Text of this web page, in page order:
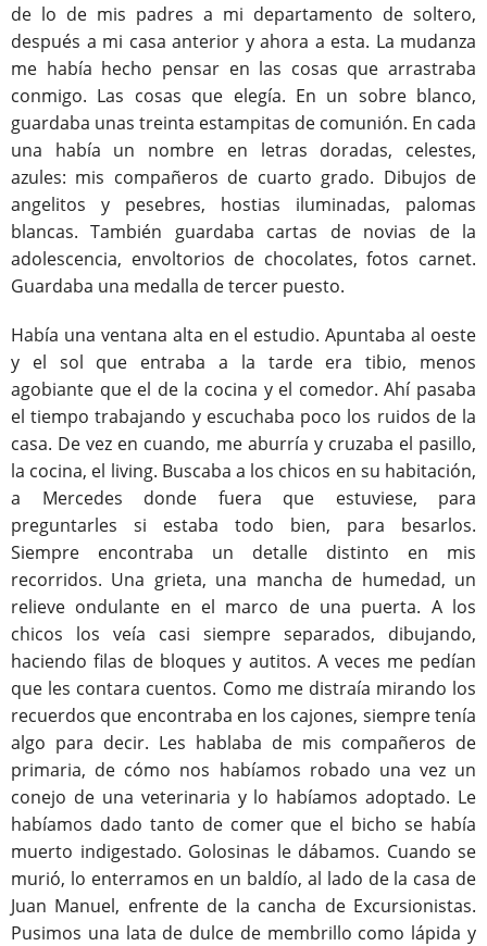
de lo de mis padres a mi departamento de soltero,
después a mi casa anterior y ahora a esta. La mudanza
me había hecho pensar en las cosas que arrastraba
conmigo. Las cosas que elegía. En un sobre blanco,
guardaba unas treinta estampitas de comunión. En cada
una había un nombre en letras doradas, celestes,
azules: mis compañeros de cuarto grado. Dibujos de
angelitos y pesebres, hostias iluminadas, palomas
blancas. También guardaba cartas de novias de la
adolescencia, envoltorios de chocolates, fotos carnet.
Guardaba una medalla de tercer puesto.
Había una ventana alta en el estudio. Apuntaba al oeste
y el sol que entraba a la tarde era tibio, menos
agobiante que el de la cocina y el comedor. Ahí pasaba
el tiempo trabajando y escuchaba poco los ruidos de la
casa. De vez en cuando, me aburría y cruzaba el pasillo,
la cocina, el living. Buscaba a los chicos en su habitación,
a Mercedes donde fuera que estuviese, para
preguntarles si estaba todo bien, para besarlos.
Siempre encontraba un detalle distinto en mis
recorridos. Una grieta, una mancha de humedad, un
relieve ondulante en el marco de una puerta. A los
chicos los veía casi siempre separados, dibujando,
haciendo filas de bloques y autitos. A veces me pedían
que les contara cuentos. Como me distraía mirando los
recuerdos que encontraba en los cajones, siempre tenía
algo para decir. Les hablaba de mis compañeros de
primaria, de cómo nos habíamos robado una vez un
conejo de una veterinaria y lo habíamos adoptado. Le
habíamos dado tanto de comer que el bicho se había
muerto indigestado. Golosinas le dábamos. Cuando se
murió, lo enterramos en un baldío, al lado de la casa de
Juan Manuel, enfrente de la cancha de Excursionistas.
Pusimos una lata de dulce de membrillo como lápida y